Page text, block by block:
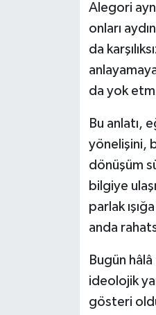
Alegori
onları
da
da yok
Bu anlatı,
yönelişini,
dönüşüm
bilgiye
parlak
anda
Bugün
ideolojik
gösteri